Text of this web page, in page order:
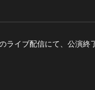
寝ざめ
博覧会
ライブ配信にて、公演終